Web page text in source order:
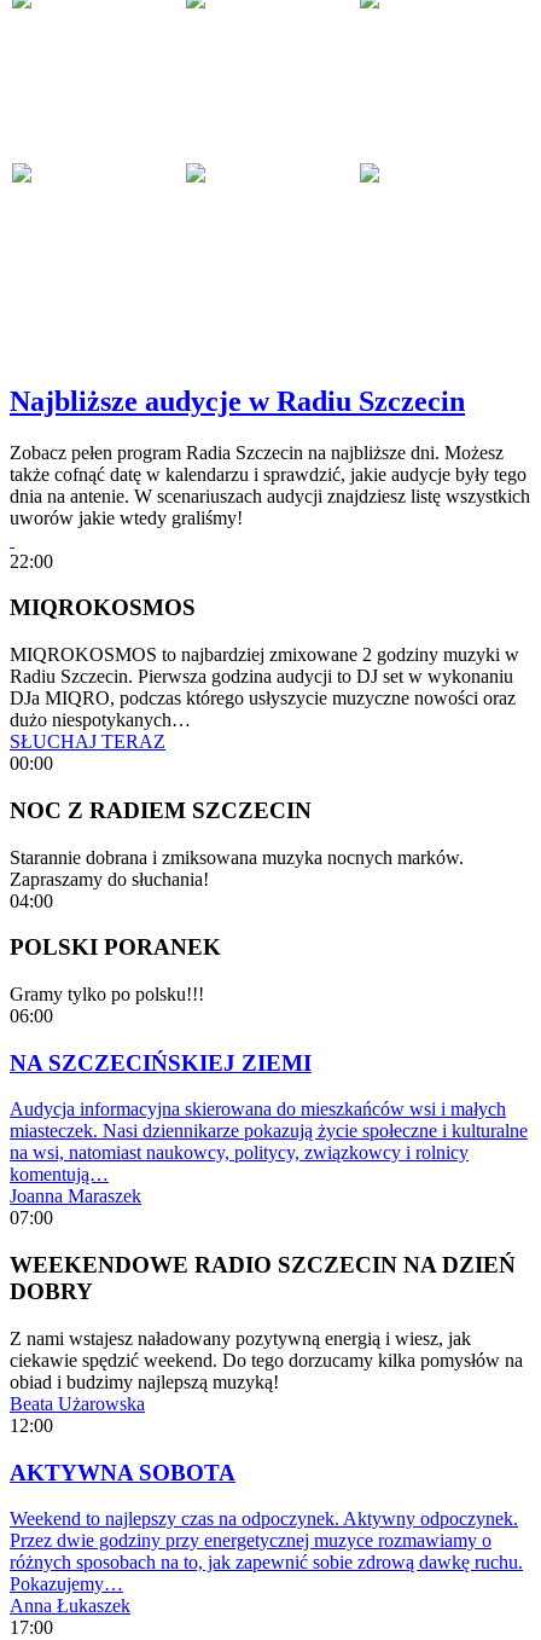
Najbliższe audycje w Radiu Szczecin
Zobacz pełen program Radia Szczecin na najbliższe dni. Możesz
także cofnąć datę w kalendarzu i sprawdzić, jakie audycje były tego
dnia na antenie. W scenariuszach audycji znajdziesz listę wszystkich
uworów jakie wtedy graliśmy!
22:00
MIQROKOSMOS
MIQROKOSMOS to najbardziej zmixowane 2 godziny muzyki w
Radiu Szczecin. Pierwsza godzina audycji to DJ set w wykonaniu
DJa MIQRO, podczas którego usłyszycie muzyczne nowości oraz
dużo niespotykanych…
SŁUCHAJ TERAZ
00:00
NOC Z RADIEM SZCZECIN
Starannie dobrana i zmiksowana muzyka nocnych marków.
Zapraszamy do słuchania!
04:00
POLSKI PORANEK
Gramy tylko po polsku!!!
06:00
NA SZCZECIŃSKIEJ ZIEMI
Audycja informacyjna skierowana do mieszkańców wsi i małych
miasteczek. Nasi dziennikarze pokazują życie społeczne i kulturalne
na wsi, natomiast naukowcy, politycy, związkowcy i rolnicy
komentują…
Joanna Maraszek
07:00
WEEKENDOWE RADIO SZCZECIN NA DZIEŃ
DOBRY
Z nami wstajesz naładowany pozytywną energią i wiesz, jak
ciekawie spędzić weekend. Do tego dorzucamy kilka pomysłów na
obiad i budzimy najlepszą muzyką!
Beata Użarowska
12:00
AKTYWNA SOBOTA
Weekend to najlepszy czas na odpoczynek. Aktywny odpoczynek.
Przez dwie godziny przy energetycznej muzyce rozmawiamy o
różnych sposobach na to, jak zapewnić sobie zdrową dawkę ruchu.
Pokazujemy…
Anna Łukaszek
17:00